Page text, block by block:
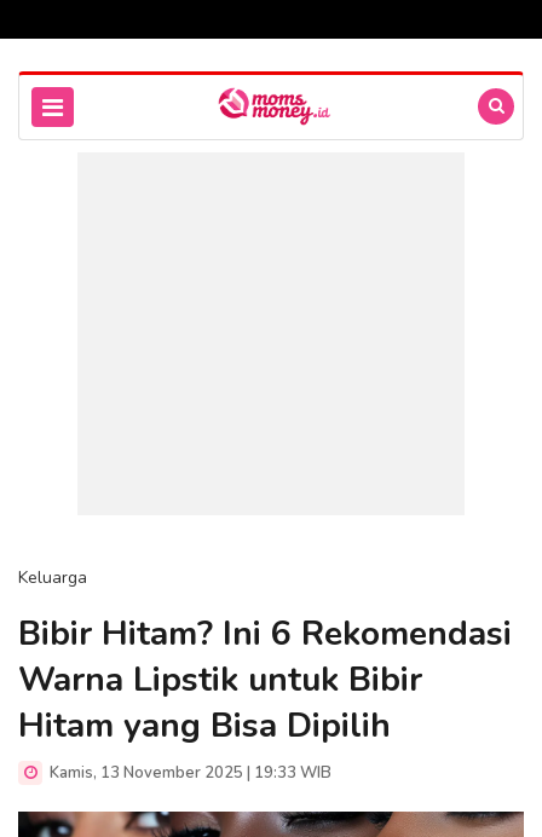
Keluarga
Bibir Hitam? Ini 6 Rekomendasi
Warna Lipstik untuk Bibir
Hitam yang Bisa Dipilih
Kamis, 13 November 2025 | 19:33 WIB